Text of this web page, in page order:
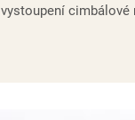
vystoupení cimbálové